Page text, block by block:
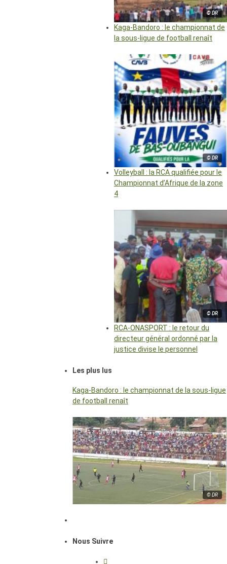
© DR
Kaga-Bandoro : le championnat de
la sous-ligue de football renaît
© DR
Volleyball : la RCA qualifiée pour le
Championnat d’Afrique de la zone
4
© DR
RCA-ONASPORT : le retour du
directeur général ordonné par la
justice divise le personnel
Les plus lus
Kaga-Bandoro : le championnat de la sous-ligue
de football renaît
© DR
Nous Suivre